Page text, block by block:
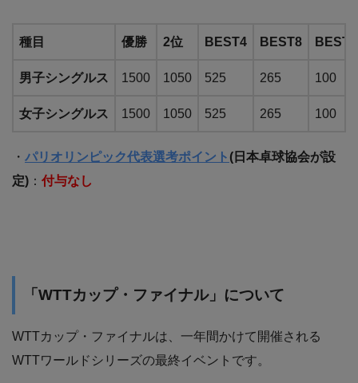
種目 優勝 2位 BEST4 BEST8
男子シングルス 1500 1050 525 265 100
女子シングルス 1500 1050 525 265 100
・ パリオリンピック代表選考ポイント (日本卓球協会が設
定) ： 付与なし
「WTTカップ・ファイナル」について
WTTカップ・ファイナルは、一年間かけて開催される
WTTワールドシリーズの最終イベントです。